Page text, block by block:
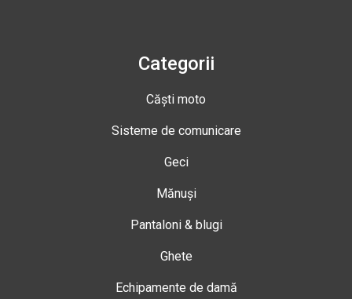
Categorii
Căști moto
Sisteme de comunicare
Geci
Mănuși
Pantaloni & blugi
Ghete
Echipamente de damă